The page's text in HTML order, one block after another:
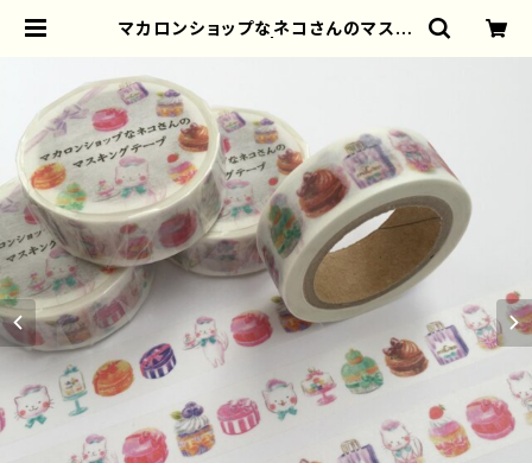
マカロンショップなネコさんのマスキ